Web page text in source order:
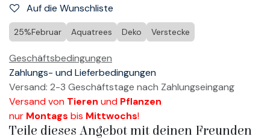
Auf die Wunschliste
25%Februar Aquatrees Deko Verstecke
Geschäftsbedingungen
Zahlungs- und Lieferbedingungen
Versand: 2-3 Geschäftstage nach Zahlungseingang
Versand von Tieren und Pflanzen
nur Montags bis Mittwochs!
Teile dieses Angebot mit deinen Freunden